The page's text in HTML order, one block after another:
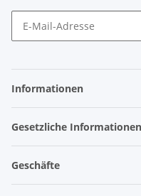
Informationen
Gesetzliche Informationen
Geschäfte